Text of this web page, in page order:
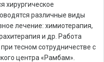
хирургическое
различные виды
лечение: химиотерапия,
и др. Работа
тесном сотрудничестве с
центра «Рамбам».